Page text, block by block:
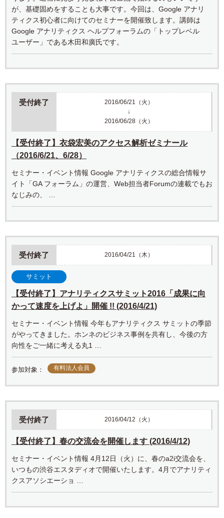
が、基礎固めをすることも大事です。今回は、Google アナリ
ティクス初心者に向けてのセミナーを開催致します。講師は
Google アナリティクス ヘルプフォーラムの「トップレベル
ユーザー」である木田和廣氏です。
受付終了
2016/06/21（火）
↓
2016/06/28（火）
【受付終了】衣袋宏美のアクセス解析ゼミナール
（2016/6/21、6/28）
セミナー・イベント情報 Google アナリティクスの総合情報サ
イト「GA フォーラム」の運営、Web担当者Forumの連載でもお
なじみの、 …
受付終了 2016/04/21（木）
サミット
【受付終了】アナリティクスサミット2016「成果に向
かって速度を上げよ」開催 !! (2016/4/21)
セミナー・イベント情報 今年もアナリティクス サミットの季節
がやってきました。ホンネのビジネス事例を共有し、今後の方
向性をご一緒に考える丸1 …
参加対象： 有料法人会員
受付終了 2016/04/12（火）
【受付終了】春の交流会を開催します (2016/4/12)
セミナー・イベント情報 4月12日（火）に、春のa2i交流会を、
いつもの渋谷エスタディオで開催いたします。4月でアナリティ
クスアソシエーショ …